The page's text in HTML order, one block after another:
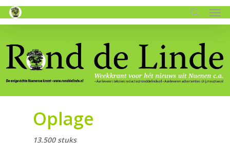
Skip
to
content
search
Oplage
13.500 stuks